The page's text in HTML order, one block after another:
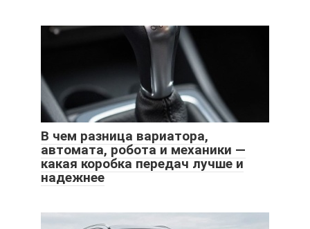
В чем разница вариатора,
автомата, робота и механики —
какая коробка передач лучше и
надежнее